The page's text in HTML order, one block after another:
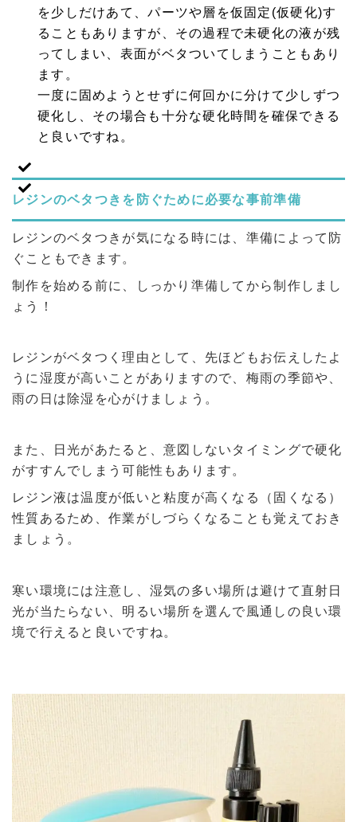
を少しだけあて、パーツや層を仮固定(仮硬化)す
ることもありますが、その過程で未硬化の液が残
ってしまい、表面がベタついてしまうこともあり
ます。
一度に固めようとせずに何回かに分けて少しずつ
硬化し、その場合も十分な硬化時間を確保できる
と良いですね。
レジンのベタつきを防ぐために必要な事前準備
レジンのベタつきが気になる時には、準備によって防
ぐこともできます。
制作を始める前に、しっかり準備してから制作しまし
ょう！
レジンがベタつく理由として、先ほどもお伝えしたよ
うに湿度が高いことがありますので、梅雨の季節や、
雨の日は除湿を心がけましょう。
また、日光があたると、意図しないタイミングで硬化
がすすんでしまう可能性もあります。
レジン液は温度が低いと粘度が高くなる（固くなる）
性質あるため、作業がしづらくなることも覚えておき
ましょう。
寒い環境には注意し、湿気の多い場所は避けて直射日
光が当たらない、明るい場所を選んで風通しの良い環
境で行えると良いですね。